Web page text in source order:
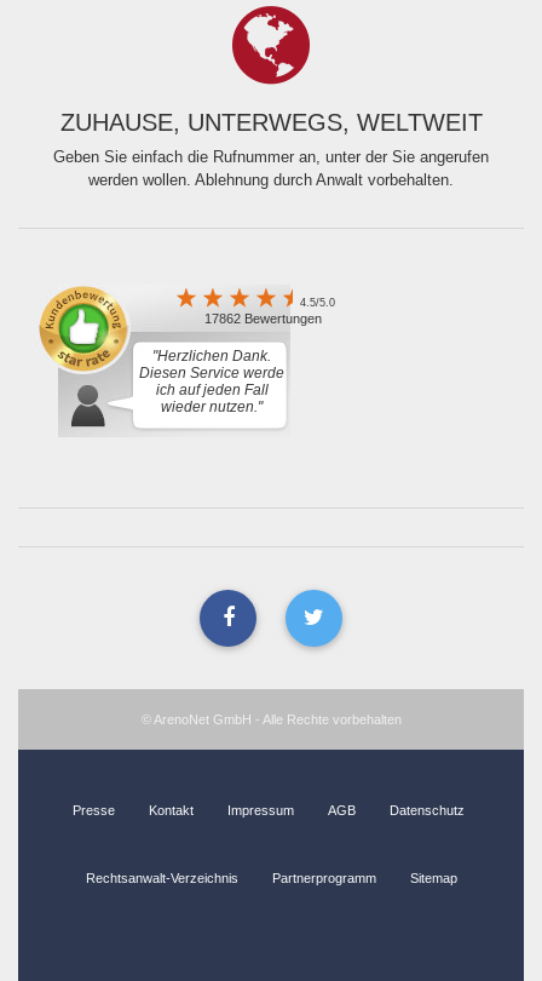
ZUHAUSE, UNTERWEGS, WELTWEIT
Geben Sie einfach die Rufnummer an, unter der Sie angerufen
werden wollen. Ablehnung durch Anwalt vorbehalten.
4.5/5.0
17862 Bewertungen
"Herzlichen Dank.
Diesen Service werde
ich auf jeden Fall
wieder nutzen."
© ArenoNet GmbH - Alle Rechte vorbehalten
Presse Kontakt Impressum AGB Datenschutz
Rechtsanwalt-Verzeichnis Partnerprogramm Sitemap